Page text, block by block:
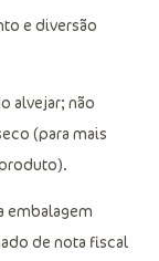
e diversão
alvejar; não
(para mais
embalagem
de nota fiscal